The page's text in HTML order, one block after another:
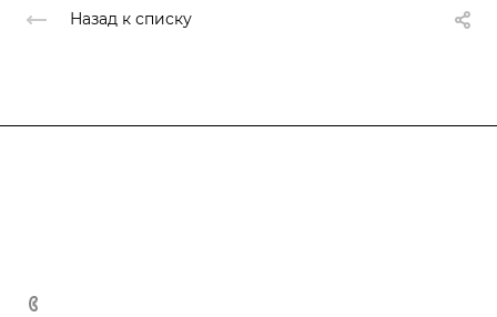
Назад к списку
Документы
Услуги
Производство металлоконструкций